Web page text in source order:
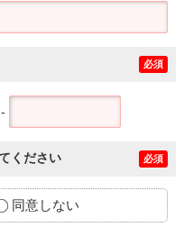
必須
-
ください 必須
同意しない